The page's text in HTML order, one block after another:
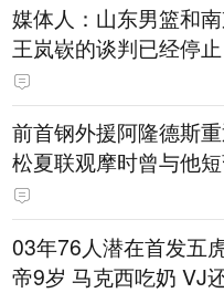
媒体人：山东男篮和
王岚嵚的谈判已经停止
前首钢外援阿隆德斯
松夏联观摩时曾与他
03年76人潜在首发五
帝9岁 马克西吃奶 VJ